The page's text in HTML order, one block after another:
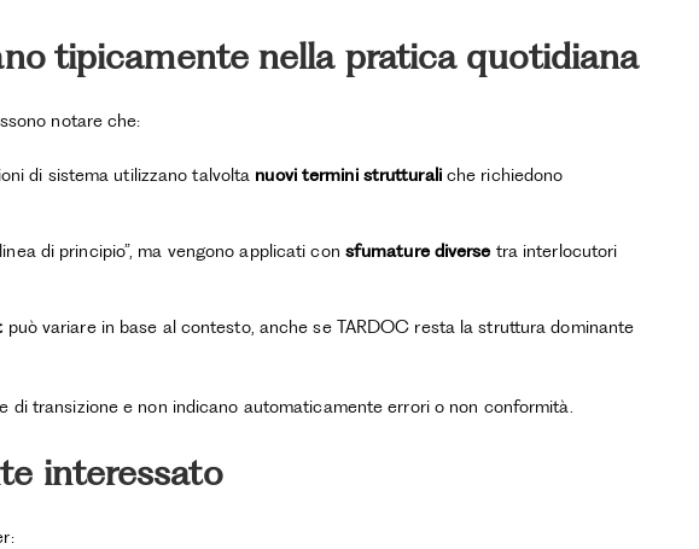
tipicamente nella pratica quotidiana
notare che:
di sistema utilizzano talvolta nuovi termini strutturaliche richiedono
di principio”, ma vengono applicati con sfumature diversetra interlocutori
può variare in base al contesto, anche se TARDOC resta la struttura dominante
di transizione e non indicano automaticamente errori o non conformità.
interessato